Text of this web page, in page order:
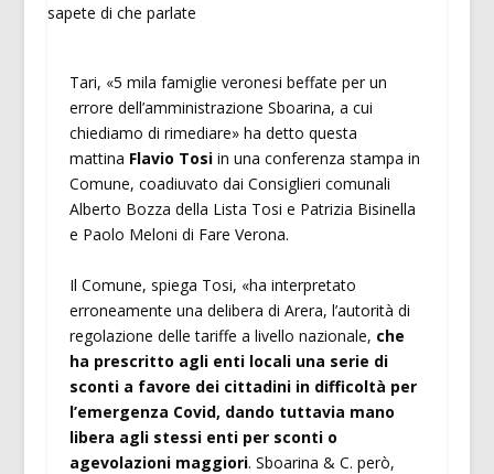
Tari, «5 mila famiglie veronesi beffate per un
errore dell’amministrazione Sboarina, a cui
chiediamo di rimediare» ha detto questa
mattina Flavio Tosiin una conferenza stampa in
Comune, coadiuvato dai Consiglieri comunali
Alberto Bozza della Lista Tosi e Patrizia Bisinella
e Paolo Meloni di Fare Verona.
Il Comune, spiega Tosi, «ha interpretato
erroneamente una delibera di Arera, l’autorità di
regolazione delle tariffe a livello nazionale, che
ha prescritto agli enti locali una serie di
sconti a favore dei cittadini in difficoltà per
l’emergenza Covid, dando tuttavia mano
libera agli stessi enti per sconti o
agevolazioni maggiori. Sboarina & C. però,